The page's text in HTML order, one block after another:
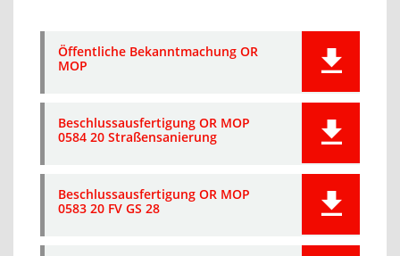
Öffentliche Bekanntmachung OR
MOP
Beschlussausfertigung OR MOP
0584 20 Straßensanierung
Beschlussausfertigung OR MOP
0583 20 FV GS 28